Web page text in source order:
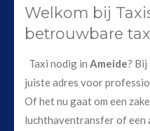
Welkom bij
betrouwbare
Taxi nodig in Ameide? Bij
juiste adres voor
Of het nu gaat om een
luchthaventransfer of een